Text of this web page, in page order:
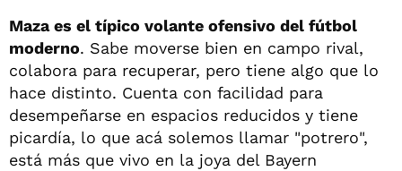
Maza es el típico volante ofensivo del fútbol
moderno. Sabe moverse bien en campo rival,
colabora para recuperar, pero tiene algo que lo
hace distinto. Cuenta con facilidad para
desempeñarse en espacios reducidos y tiene
picardía, lo que acá solemos llamar "potrero",
está más que vivo en la joya del Bayern